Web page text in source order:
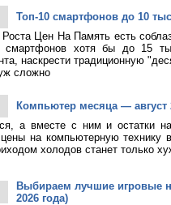
Топ-10 смартфонов до 10
Цен На Память есть
смартфонов хотя бы до 15
наскрести традиционную
сложно
Компьютер месяца — август
а вместе с ним и остатки
на компьютерную технику
холодов станет только
Выбираем лучшие игровые
2026 года)